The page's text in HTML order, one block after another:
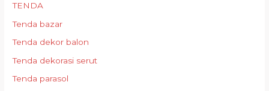
TENDA
Tenda bazar
Tenda dekor balon
Tenda dekorasi serut
Tenda parasol